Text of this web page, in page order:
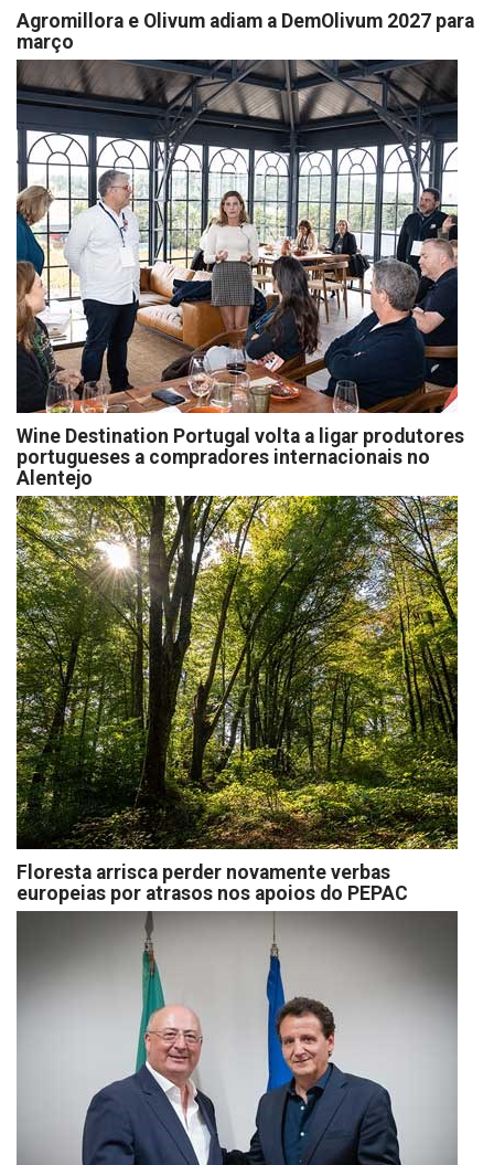
Agromillora e Olivum adiam a DemOlivum 2027 para
março
Wine Destination Portugal volta a ligar produtores
portugueses a compradores internacionais no
Alentejo
Floresta arrisca perder novamente verbas
europeias por atrasos nos apoios do PEPAC